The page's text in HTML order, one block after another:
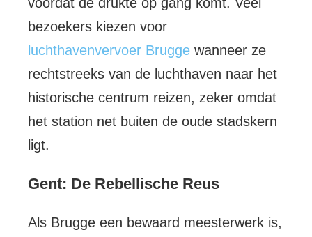
bezoekers kiezen voor
luchthavenvervoer Bruggewanneer ze
rechtstreeks van de luchthaven naar het
historische centrum reizen, zeker omdat
het station net buiten de oude stadskern
ligt.
Gent: De Rebellische Reus
Als Brugge een bewaard meesterwerk is,